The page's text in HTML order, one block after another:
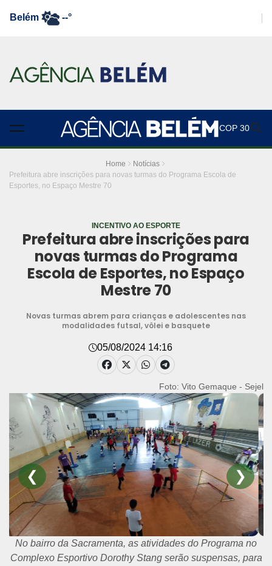
Belém --°
COP 30
Home
Notícias
Prefeitura abre inscrições para novas turmas do Programa Escola de
Esportes, no Espaço Mestre 70
INCENTIVO AO ESPORTE
Prefeitura abre inscrições para
novas turmas do Programa
Escola de Esportes, no Espaço
Mestre 70
Novas turmas abrem para crianças e adolescentes nas
modalidades futsal, vôlei e basquete
05/08/2024 14:16
Foto: Vito Gemaque - Sejel
❮ ❯
No bairro da Sacramenta, as atividades do Programa no
Complexo Esportivo Dorothy Stang serão suspensas, para